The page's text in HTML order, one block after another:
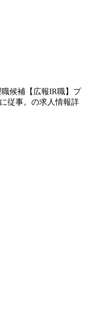
候補【広報IR職】プ
従事。の求人情報詳